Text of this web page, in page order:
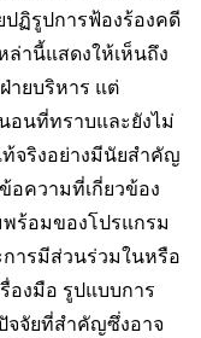
ฏิรูปการฟ้องร้องคดี
านี้แสดงให้เห็นถึง
ายบริหาร แต่
อนที่ทราบและยังไม่
จริงอย่างมีนัยสำคัญ
อความที่เกี่ยวข้อง
ร้อมของโปรแกรม
การมีส่วนร่วมในหรือ
องมือ รูปแบบการ
จจัยที่สำคัญซึ่งอาจ